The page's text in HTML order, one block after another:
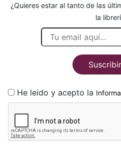
¿Quieres estar al tanto de las
la
He leido y acepto la